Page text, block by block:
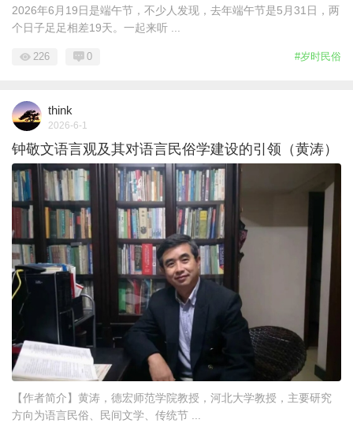
2026年6月19日是端午节，不少人发现，去年端午节是5月31日，两
个日子足足相差19天。一起来听 ...
#岁时民俗
226 0
think
2026-6-1
钟敬文语言观及其对语言民俗学建设的引领（黄涛）
【作者简介】黄涛，德宏师范学院教授，河北大学教授，主要研究
方向为语言民俗、民间文学、传统节 ...